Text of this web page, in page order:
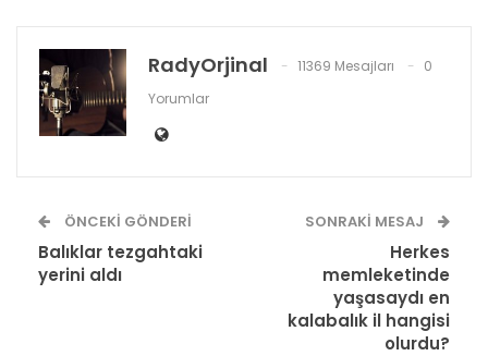
RadyOrjinal 11369 Mesajları
0
Yorumlar
ÖNCEKI GÖNDERI
Balıklar tezgahtaki
yerini aldı
SONRAKI MESAJ
Herkes
memleketinde
yaşasaydı en
kalabalık il hangisi
olurdu?